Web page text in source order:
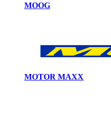
MOOG
MOTOR MAXX